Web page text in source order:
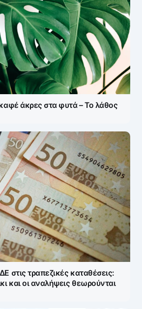
άκρες στα φυτά – Το λάθος
στις τραπεζικές καταθέσεις:
και οι αναλήψεις θεωρούνται